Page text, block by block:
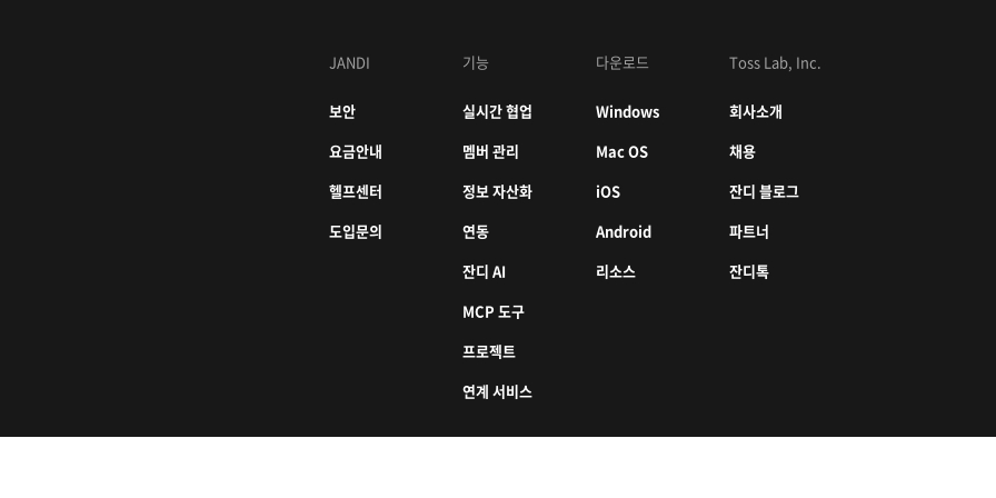
JANDI
보안
요금안내
헬프센터
도입문의
기능
실시간 협업
멤버 관리
정보 자산화
연동
잔디 AI
MCP 도구
프로젝트
연계 서비스
다운로드
Windows
Mac OS
iOS
Android
리소스
Toss Lab, Inc.
회사소개
채용
잔디 블로그
파트너
잔디톡